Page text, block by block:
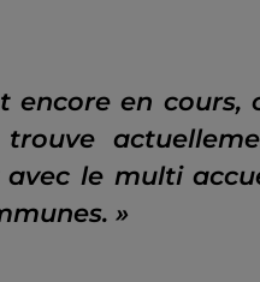
encore en cours,
le multi
»